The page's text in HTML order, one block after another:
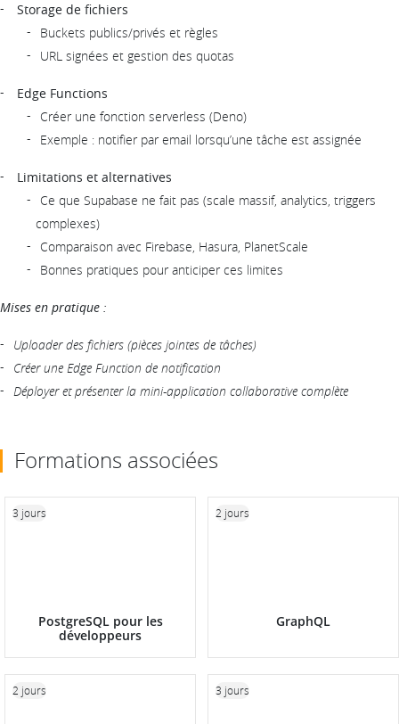
Storage de fichiers
Buckets publics/privés et règles
URL signées et gestion des quotas
Edge Functions
Créer une fonction serverless (Deno)
Exemple : notifier par email lorsqu’une tâche est assignée
Limitations et alternatives
Ce que Supabase ne fait pas (scale massif, analytics, triggers
complexes)
Comparaison avec Firebase, Hasura, PlanetScale
Bonnes pratiques pour anticiper ces limites
Mises en pratique :
Uploader des fichiers (pièces jointes de tâches)
Créer une Edge Function de notification
Déployer et présenter la mini-application collaborative complète
Formations associées
PostgreSQL pour les
développeurs
3 jours
GraphQL
2 jours
2 jours 3 jours